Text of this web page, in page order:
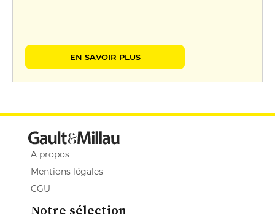
EN SAVOIR PLUS
A propos
Mentions légales
CGU
Notre sélection